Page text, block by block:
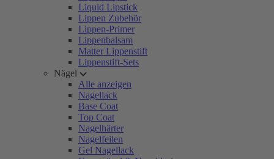
Liquid Lipstick
Lippen Zubehör
Lippen-Primer
Lippenbalsam
Matter Lippenstift
Lippenstift-Sets
Nägel
Alle anzeigen
Nagellack
Base Coat
Top Coat
Nagelhärter
Nagelfeilen
Gel Nagellack